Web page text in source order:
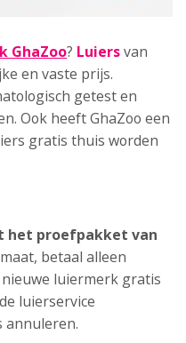
GhaZoo? Luiersvan
en vaste prijs.
getest en
Ook heeft GhaZoo een
gratis thuis worden
het proefpakket van
betaal alleen
luiermerk gratis
luierservice
annuleren.